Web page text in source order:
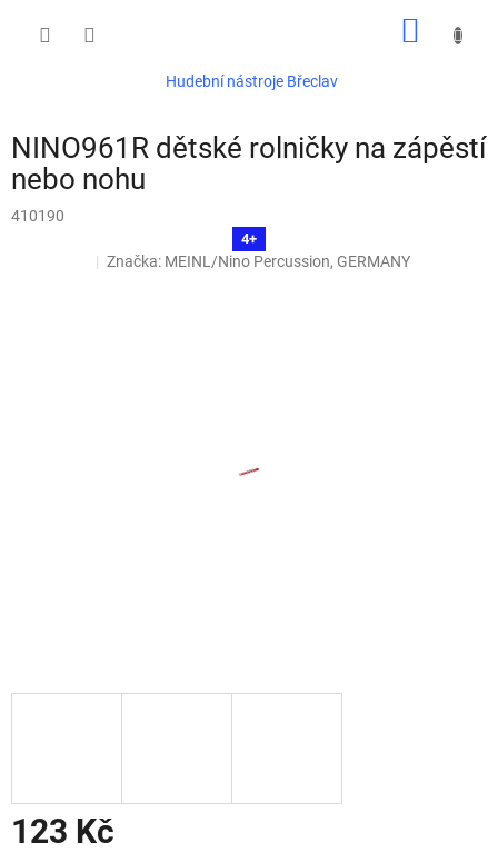
Hudební nástroje Břeclav
NINO961R dětské rolničky na zápěstí
nebo nohu
410190
4+
Značka: MEINL/Nino Percussion, GERMANY
123 Kč